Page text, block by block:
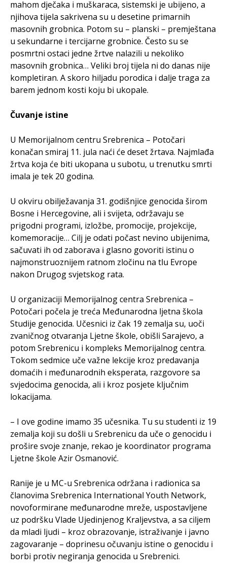
mahom dječaka i muškaraca, sistemski je ubijeno, a
njihova tijela sakrivena su u desetine primarnih
masovnih grobnica. Potom su – planski – premještana
u sekundarne i tercijarne grobnice. Često su se
posmrtni ostaci jedne žrtve nalazili u nekoliko
masovnih grobnica… Veliki broj tijela ni do danas nije
kompletiran. A skoro hiljadu porodica i dalje traga za
barem jednom kosti koju bi ukopale.
Čuvanje istine
U Memorijalnom centru Srebrenica – Potočari
konačan smiraj 11. jula naći će deset žrtava. Najmlađa
žrtva koja će biti ukopana u subotu, u trenutku smrti
imala je tek 20 godina.
U okviru obilježavanja 31. godišnjice genocida širom
Bosne i Hercegovine, ali i svijeta, održavaju se
prigodni programi, izložbe, promocije, projekcije,
komemoracije… Cilj je odati počast nevino ubijenima,
sačuvati ih od zaborava i glasno govoriti istinu o
najmonstruoznijem ratnom zločinu na tlu Evrope
nakon Drugog svjetskog rata.
U organizaciji Memorijalnog centra Srebrenica –
Potočari počela je treća Međunarodna ljetna škola
Studije genocida. Učesnici iz čak 19 zemalja su, uoči
zvaničnog otvaranja Ljetne škole, obišli Sarajevo, a
potom Srebrenicu i kompleks Memorijalnog centra.
Tokom sedmice uče važne lekcije kroz predavanja
domaćih i međunarodnih eksperata, razgovore sa
svjedocima genocida, ali i kroz posjete ključnim
lokacijama.
– I ove godine imamo 35 učesnika. Tu su studenti iz 19
zemalja koji su došli u Srebrenicu da uče o genocidu i
prošire svoje znanje, rekao je koordinator programa
Ljetne škole Azir Osmanović.
Ranije je u MC-u Srebrenica održana i radionica sa
članovima Srebrenica International Youth Network,
novoformirane međunarodne mreže, uspostavljene
uz podršku Vlade Ujedinjenog Kraljevstva, a sa ciljem
da mladi ljudi – kroz obrazovanje, istraživanje i javno
zagovaranje – doprinesu očuvanju istine o genocidu i
borbi protiv negiranja genocida u Srebrenici.